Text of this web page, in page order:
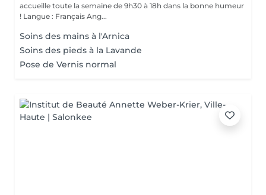
accueille toute la semaine de 9h30 à 18h dans la bonne humeur
! Langue : Français Ang...
Soins des mains à l'Arnica
Soins des pieds à la Lavande
Pose de Vernis normal